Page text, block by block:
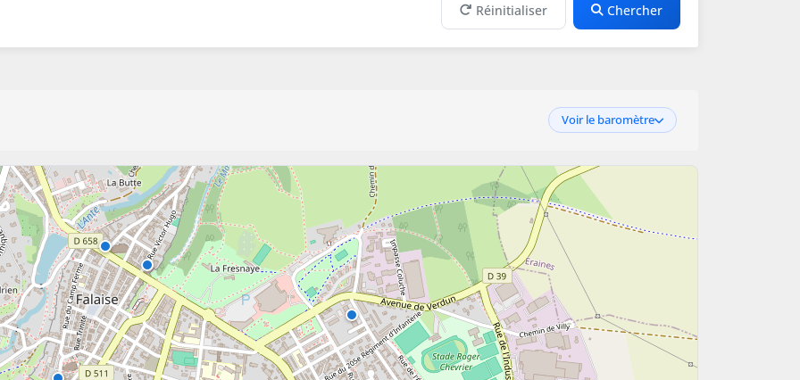
Réinitialiser Chercher
Voir le baromètre